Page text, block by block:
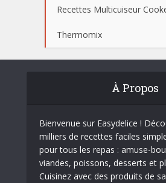
Recettes Multicuiseur
Thermomix
À Propos
Bienvenue sur Easydelice !
milliers de recettes faciles
pour tous les repas : amuse-
viandes, poissons, desserts et
Cuisinez avec des produits de